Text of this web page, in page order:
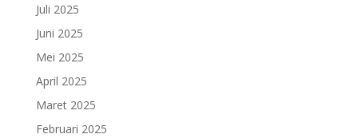
Juli 2025
Juni 2025
Mei 2025
April 2025
Maret 2025
Februari 2025